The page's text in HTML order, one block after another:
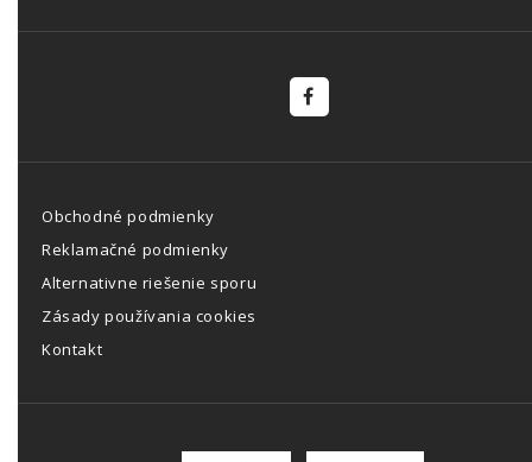
Obchodné podmienky
Reklamačné podmienky
Alternativne riešenie sporu
Zásady používania cookies
Kontakt